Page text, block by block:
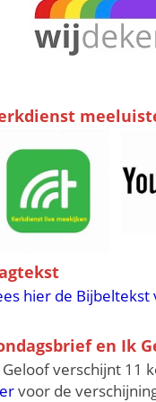
hier de Bijbeltekst
en Ik
Geloof verschijnt 11
voor de